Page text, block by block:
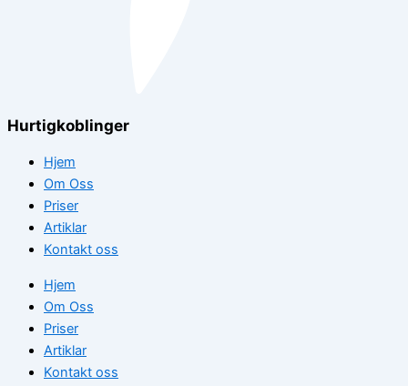
Hurtigkoblinger
Hjem
Om Oss
Priser
Artiklar
Kontakt oss
Hjem
Om Oss
Priser
Artiklar
Kontakt oss